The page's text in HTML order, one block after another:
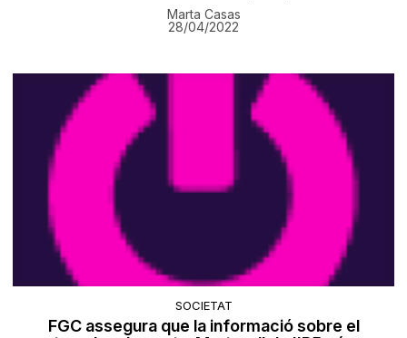
Marta Casas
28/04/2022
SOCIETAT
FGC assegura que la informació sobre el